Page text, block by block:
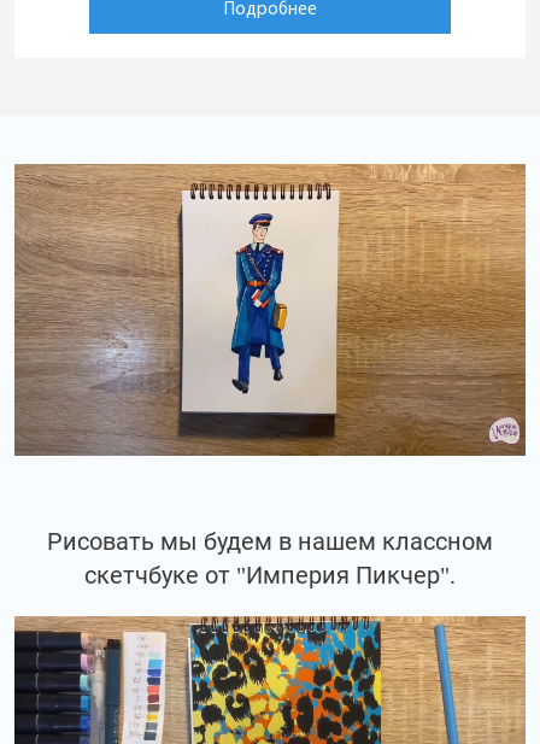
Подробнее
Рисовать мы будем в нашем классном
скетчбуке от "Империя Пикчер".